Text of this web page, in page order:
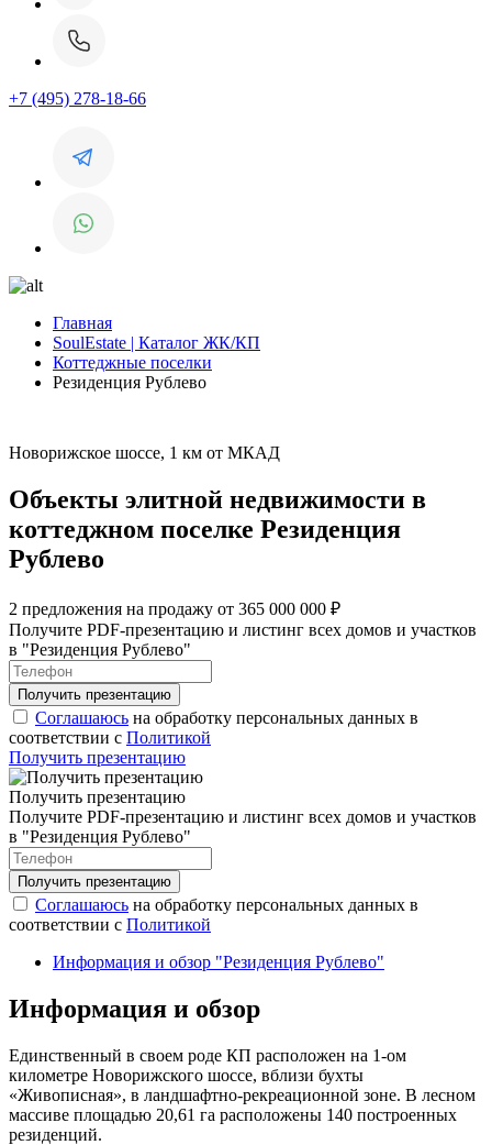
+7 (495) 278-18-66
Главная
SoulEstate | Каталог ЖК/КП
Коттеджные поселки
Резиденция Рублево
Новорижское шоссе, 1 км от МКАД
Объекты элитной недвижимости в
коттеджном поселке Резиденция
Рублево
2 предложения на продажу от 365 000 000 ₽
Получите PDF-презентацию и листинг всех домов и участков
в "Резиденция Рублево"
Соглашаюсь на обработку персональных данных в
соответствии с Политикой
Получить презентацию
Получить презентацию
Получите PDF-презентацию и листинг всех домов и участков
в "Резиденция Рублево"
Соглашаюсь на обработку персональных данных в
соответствии с Политикой
Информация и обзор "Резиденция Рублево"
Информация и обзор
Единственный в своем роде КП расположен на 1-ом
километре Новорижского шоссе, вблизи бухты
«Живописная», в ландшафтно-рекреационной зоне. В лесном
массиве площадью 20,61 га расположены 140 построенных
резиденций.